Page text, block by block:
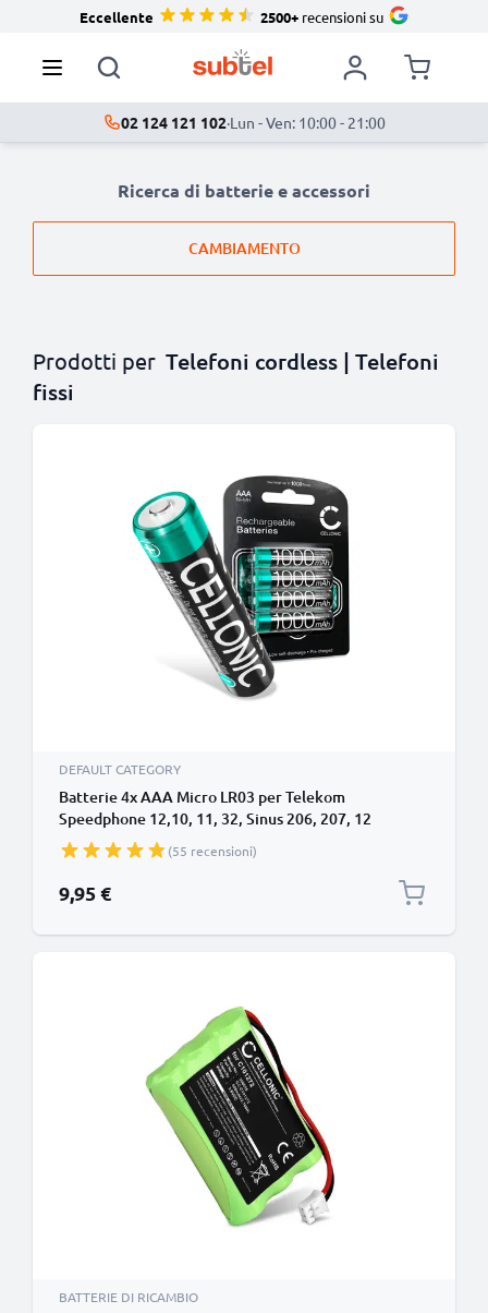
Eccellente 2500+recensioni su
02 124 121 102·Lun - Ven: 10:00 - 21:00
Ricerca di batterie e accessori
CAMBIAMENTO
Prodotti per Telefoni cordless | Telefoni
fissi
DEFAULT CATEGORY
Batterie 4x AAA Micro LR03 per Telekom
Speedphone 12,10, 11, 32, Sinus 206, 207, 12
Ricambio marcato CELLONIC da 4x 1000mAh per il
tuo telefono fisso/cordless
(55 recensioni)
9,95 €
BATTERIE DI RICAMBIO